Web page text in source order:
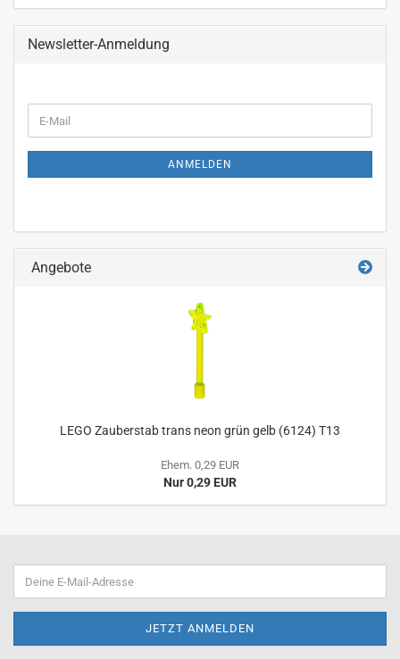
Newsletter-Anmeldung
ZUR
E-
Mail
ANMELDEN
Angebote
LEGO Zauberstab trans neon grün gelb (6124) T13
Ehem. 0,29 EUR
Nur 0,29 EUR